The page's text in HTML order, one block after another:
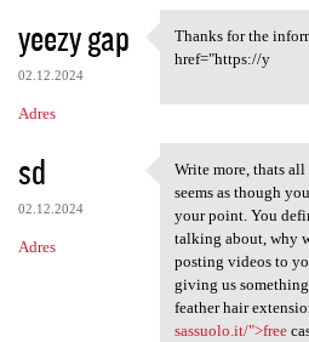
yeezy gap
02.12.2024
Adres
Thanks for the
Thanks for the
href="https://y
sd
02.12.2024
Adres
Write more,
Write more, thats
seems as though
your point. You
talking about, why
posting videos to
giving us
feather hair
sassuolo.it/">free